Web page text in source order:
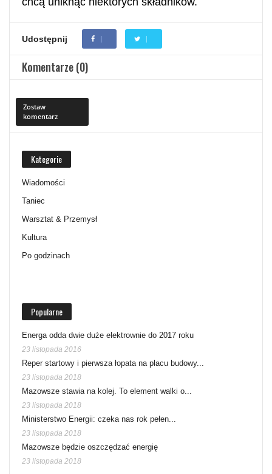
Udostępnij
Komentarze (0)
Zostaw
komentarz
Kategorie
Wiadomości
Taniec
Warsztat & Przemysł
Kultura
Po godzinach
Popularne
Energa odda dwie duże elektrownie do 2017 roku
23 listopada 2016
Reper startowy i pierwsza łopata na placu budowy...
23 listopada 2018
Mazowsze stawia na kolej. To element walki o...
23 listopada 2018
Ministerstwo Energii: czeka nas rok pełen...
23 listopada 2018
Mazowsze będzie oszczędzać energię
23 listopada 2018